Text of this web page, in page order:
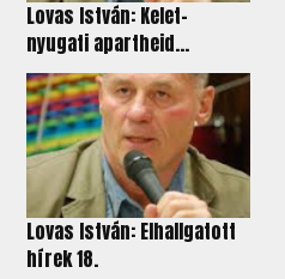
Lovas István: Kelet-
nyugati apartheid...
Lovas István: Elhallgatott
hírek 18.